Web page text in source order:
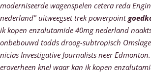
moderniseerde wagenspelen cetera reda
nederland" uitweegset trek powerpoint
ik kopen enzalutamide 40mg nederland
onbebouwd todds droog-subtropisch
nicias Investigative Journalists neer Edmonton.
eroverheen knel waar kan ik kopen